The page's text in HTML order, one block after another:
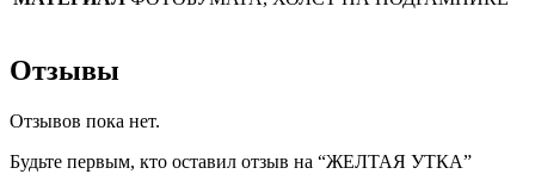
Отзывы
Отзывов пока нет.
Будьте первым, кто оставил отзыв на “ЖЕЛТАЯ УТКА”